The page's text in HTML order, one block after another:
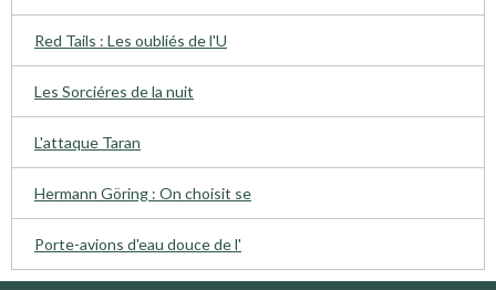
Red Tails : Les oubliés de l'U
Les Sorciéres de la nuit
L'attaque Taran
Hermann Göring : On choisit se
Porte-avions d'eau douce de l'